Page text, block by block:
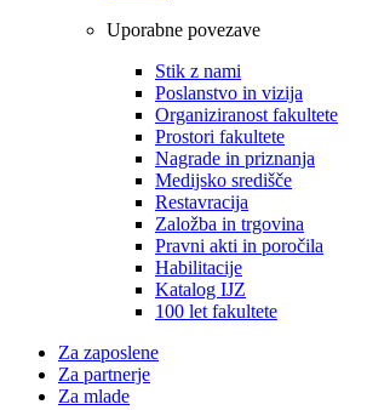
Uporabne povezave
Stik z nami
Poslanstvo in vizija
Organiziranost fakultete
Prostori fakultete
Nagrade in priznanja
Medijsko središče
Restavracija
Založba in trgovina
Pravni akti in poročila
Habilitacije
Katalog IJZ
100 let fakultete
Za zaposlene
Za partnerje
Za mlade